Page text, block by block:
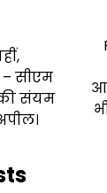
सीएम
संयम